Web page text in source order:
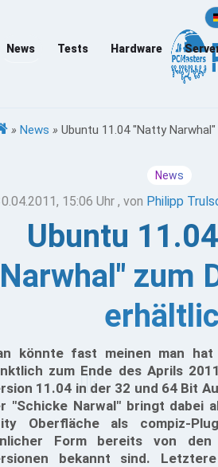
News Tests Hardware
» News » Ubuntu 11.04 "Natty
News
15:06 Uhr , von Philipp
Ubuntu
Narwhal" zum
könnte fast meinen man
zum Ende des Aprils
11.04 in der 32 und 64 Bit
"Schicke Narwal" bringt dabei
Oberfläche als compiz-
Form bereits von den
bekannt sind.